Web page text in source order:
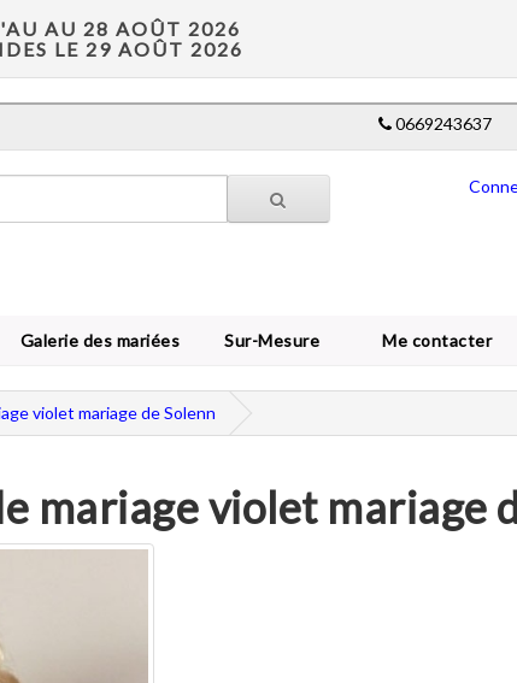
AU 28 AOÛT 2026
LE 29 AOÛT 2026
0669243637
Galerie des mariées Sur-Mesure Me contacter
violet mariage de Solenn
mariage violet mariage